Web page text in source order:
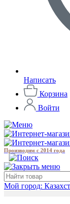
Написать
Корзина
Войти
Производим с 2014 года
Мой город: